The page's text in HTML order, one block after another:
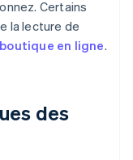
Certains
la lecture de
boutique en ligne.
des